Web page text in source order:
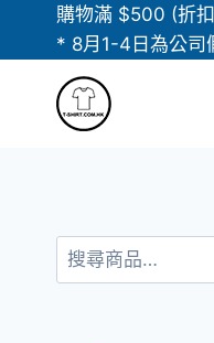
購物滿 $500 (折
* 8月1-4日為公司
搜
尋